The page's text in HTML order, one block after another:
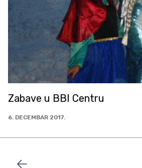
Zabave u BBI Centru
6. DECEMBAR 2017.